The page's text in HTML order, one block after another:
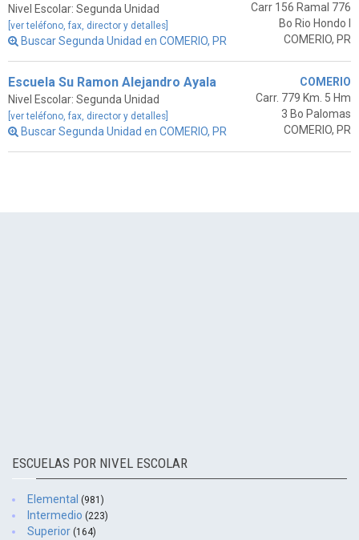
Nivel Escolar: Segunda Unidad
[ver teléfono, fax, director y detalles]
Buscar Segunda Unidad en COMERIO, PR
Carr 156 Ramal 776
Bo Rio Hondo I
COMERIO, PR
Escuela Su Ramon Alejandro Ayala
Nivel Escolar: Segunda Unidad
[ver teléfono, fax, director y detalles]
Buscar Segunda Unidad en COMERIO, PR
COMERIO
Carr. 779 Km. 5 Hm
3 Bo Palomas
COMERIO, PR
ESCUELAS POR NIVEL ESCOLAR
Elemental (981)
Intermedio (223)
Superior (164)